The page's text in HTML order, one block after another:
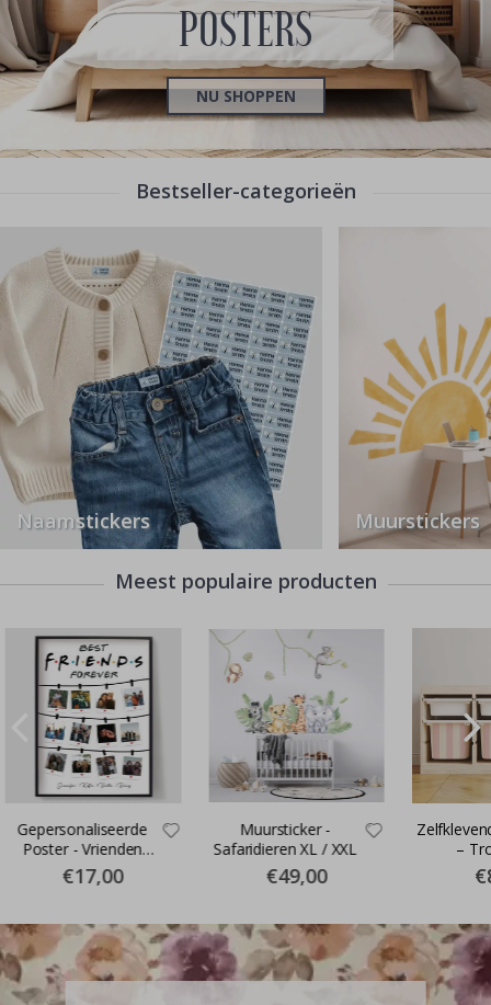
POSTERS
NU SHOPPEN
Bestseller-categorieën
Naamstickers Muurstickers
Meest populaire producten
Gepersonaliseerde
Poster - Vrienden
Voor Altijd
€17,00
Muursticker -
Safaridieren XL / XXL
€49,00
–
maat /